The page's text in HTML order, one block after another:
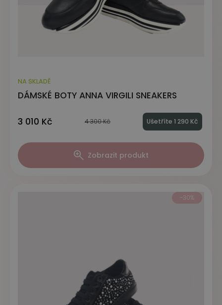
NA SKLADĚ
DÁMSKÉ BOTY ANNA VIRGILI SNEAKERS
3 010 Kč 4 300 Kč Ušetříte 1 290 Kč
Zobrazit produkt
-30%